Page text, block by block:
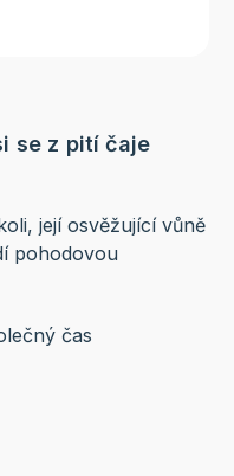
se z pití čaje
její osvěžující vůně
pohodovou
čas